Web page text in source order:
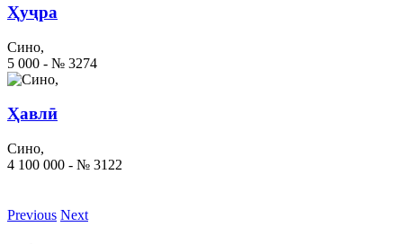
Ҳуҷра
Сино,
5 000 - № 3274
Ҳавлӣ
Сино,
4 100 000 - № 3122
Previous Next